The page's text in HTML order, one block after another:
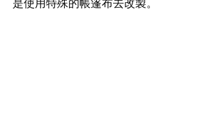
是使用特殊的帳篷布去改製。